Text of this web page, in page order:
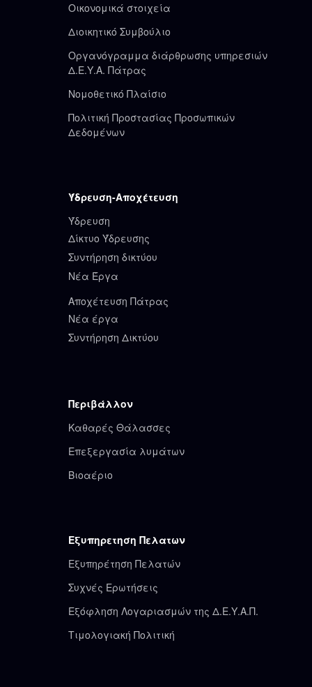
Οικονομικά στοιχεία
Διοικητικό Συμβούλιο
Οργανόγραμμα διάρθρωσης υπηρεσιών
Δ.Ε.Υ.Α. Πάτρας
Νομοθετικό Πλαίσιο
Πολιτική Προστασίας Προσωπικών
Δεδομένων
Ύδρευση-Αποχέτευση
Ύδρευση
Δίκτυο Ύδρευσης
Συντήρηση δικτύου
Νέα Έργα
Αποχέτευση Πάτρας
Νέα έργα
Συντήρηση Δικτύου
Περιβάλλον
Καθαρές Θάλασσες
Επεξεργασία λυμάτων
Βιοαέριο
Εξυπηρετηση Πελατων
Εξυπηρέτηση Πελατών
Συχνές Ερωτήσεις
Εξόφληση Λογαριασμών της Δ.Ε.Υ.Α.Π.
Τιμολογιακή Πολιτική